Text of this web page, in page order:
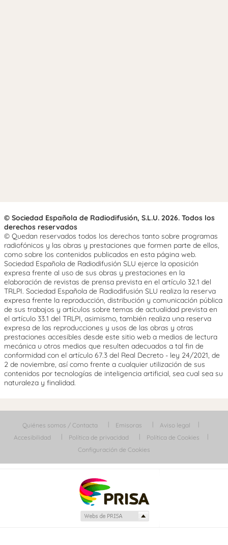
© Sociedad Española de Radiodifusión, S.L.U. 2026. Todos los
derechos reservados
© Quedan reservados todos los derechos tanto sobre programas
radiofónicos y las obras y prestaciones que formen parte de ellos,
como sobre los contenidos publicados en esta página web.
Sociedad Española de Radiodifusión SLU ejerce la oposición
expresa frente al uso de sus obras y prestaciones en la
elaboración de revistas de prensa prevista en el artículo 32.1 del
TRLPI. Sociedad Española de Radiodifusión SLU realiza la reserva
expresa frente la reproducción, distribución y comunicación pública
de sus trabajos y artículos sobre temas de actualidad prevista en
el artículo 33.1 del TRLPI, asimismo, también realiza una reserva
expresa de las reproducciones y usos de las obras y otras
prestaciones accesibles desde este sitio web a medios de lectura
mecánica u otros medios que resulten adecuados a tal fin de
conformidad con el artículo 67.3 del Real Decreto - ley 24/2021, de
2 de noviembre, así como frente a cualquier utilización de sus
contenidos por tecnologías de inteligencia artificial, sea cual sea su
naturaleza y finalidad.
Quiénes somos / Contacta Emisoras
Aviso legal
Accesibilidad
Política de privacidad
Política de Cookies
Configuración de Cookies